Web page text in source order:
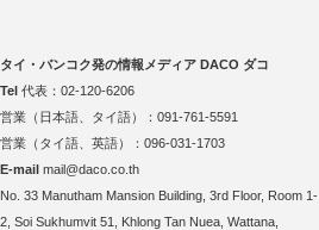
タイ・バンコク発の情報メディア DACO ダコ
Tel 代表：02-120-6206
営業（日本語、タイ語）：091-761-5591
営業（タイ語、英語）：096-031-1703
E-mail mail@daco.co.th
No. 33 Manutham Mansion Building, 3rd Floor, Room 1-
2, Soi Sukhumvit 51, Khlong Tan Nuea, Wattana,